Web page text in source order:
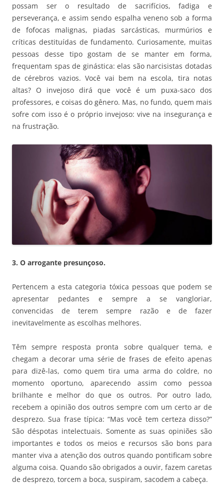
possam ser o resultado de sacrifícios, fadiga e
perseverança, e assim sendo espalha veneno sob a forma
de fofocas malignas, piadas sarcásticas, murmúrios e
críticas destituídas de fundamento. Curiosamente, muitas
pessoas desse tipo gostam de se manter em forma,
frequentam spas de ginástica: elas são narcisistas dotadas
de cérebros vazios. Você vai bem na escola, tira notas
altas? O invejoso dirá que você é um puxa-saco dos
professores, e coisas do gênero. Mas, no fundo, quem mais
sofre com isso é o próprio invejoso: vive na insegurança e
na frustração.
3. O arrogante presunçoso.
Pertencem a esta categoria tóxica pessoas que podem se
apresentar pedantes e sempre a se vangloriar,
convencidas de terem sempre razão e de fazer
inevitavelmente as escolhas melhores.
Têm sempre resposta pronta sobre qualquer tema, e
chegam a decorar uma série de frases de efeito apenas
para dizê-las, como quem tira uma arma do coldre, no
momento oportuno, aparecendo assim como pessoa
brilhante e melhor do que os outros. Por outro lado,
recebem a opinião dos outros sempre com um certo ar de
desprezo. Sua frase típica: “Mas você tem certeza disso?”
São déspotas intelectuais. Somente as suas opiniões são
importantes e todos os meios e recursos são bons para
manter viva a atenção dos outros quando pontificam sobre
alguma coisa. Quando são obrigados a ouvir, fazem caretas
de desprezo, torcem a boca, suspiram, sacodem a cabeça.